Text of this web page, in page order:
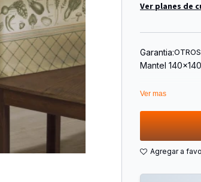
Ver planes de
Garantia:OTROS
Mantel
Ver mas